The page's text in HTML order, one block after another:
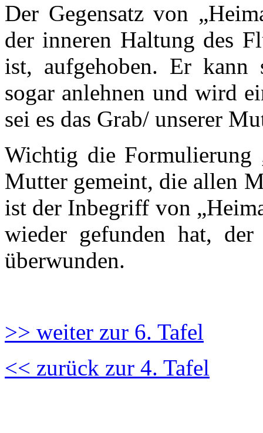
Der Gegensatz von
der inneren Haltung des
ist, aufgehoben. Er kann
sogar anlehnen und wird
sei es das Grab/ unserer
Wichtig die Formulierung
Mutter gemeint, die allen
ist der Inbegriff von
wieder gefunden hat,
überwunden.
>> weiter zur 6. Tafel
<< zurück zur 4. Tafel